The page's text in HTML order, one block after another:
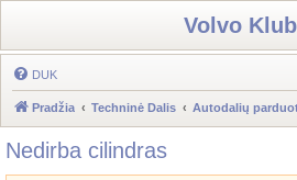
Volvo
DUK
Pradžia Techninė Dalis Autodalių
Nedirba cilindras